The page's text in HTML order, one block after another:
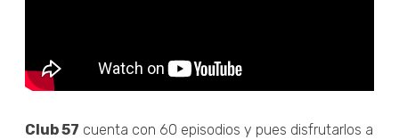
Club 57 cuenta con 60 episodios y pues disfrutarlos a